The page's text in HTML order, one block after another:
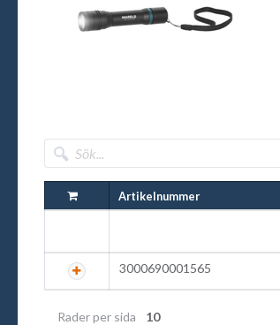
Artikelnummer
3000690001565
Rader per sida 10